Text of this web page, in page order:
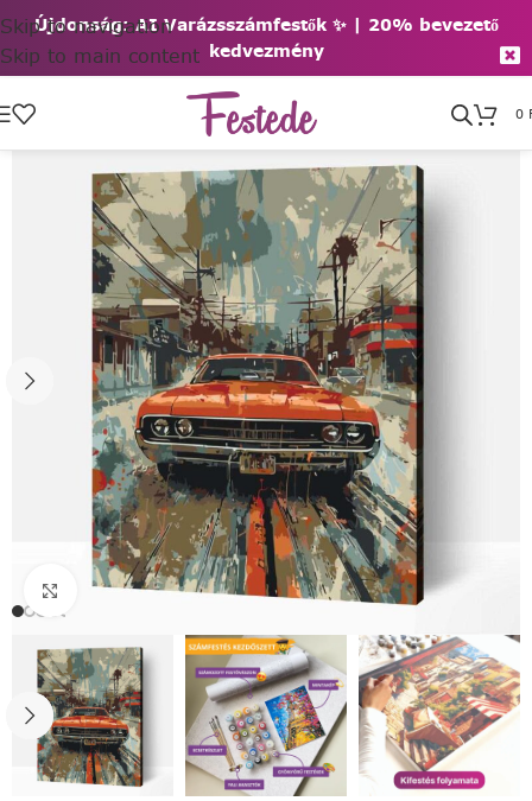
Újdonság: AI Varázsszámfestők ✨ | 20% bevezető
kedvezmény
Skip to navigation
Skip to main content
0
Click to enlarge